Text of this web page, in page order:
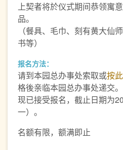
上契者将於仪式期间恭领寓
品。
（餐具、毛巾、刻有黄大仙
书等）
报名方法：
请到本园总办事处索取或按
格後亲临本园总办事处递交。
现已接受报名，截止日期为
一）。
名额有限，额满即止